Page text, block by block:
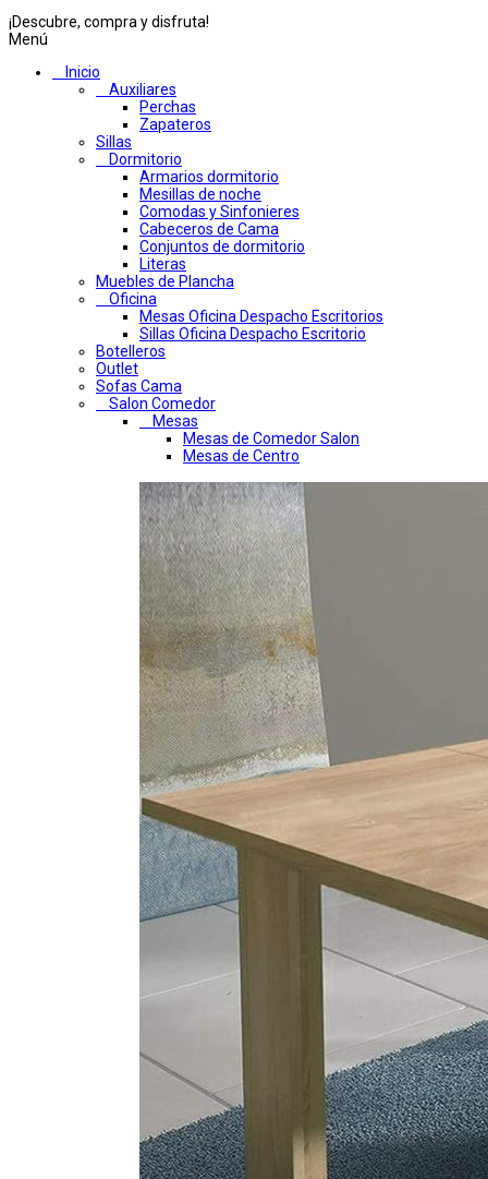
¡Descubre, compra y disfruta!
Menú
Inicio
Auxiliares
Perchas
Zapateros
Sillas
Dormitorio
Armarios dormitorio
Mesillas de noche
Comodas y Sinfonieres
Cabeceros de Cama
Conjuntos de dormitorio
Literas
Muebles de Plancha
Oficina
Mesas Oficina Despacho Escritorios
Sillas Oficina Despacho Escritorio
Botelleros
Outlet
Sofas Cama
Salon Comedor
Mesas
Mesas de Comedor Salon
Mesas de Centro